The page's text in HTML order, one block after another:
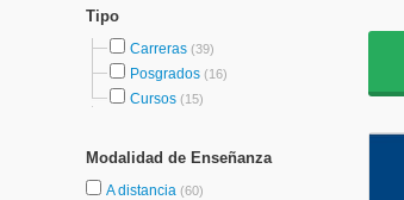
Tipo
Carreras (39)
Posgrados (16)
Cursos (15)
Modalidad de Enseñanza
A distancia (60)